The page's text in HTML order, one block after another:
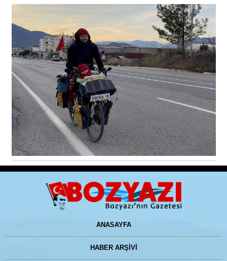
ANASAYFA
HABER ARŞİVİ